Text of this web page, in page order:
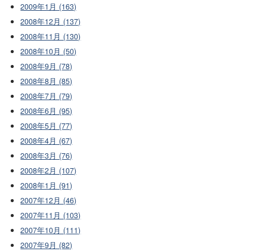
2009年1月 (163)
2008年12月 (137)
2008年11月 (130)
2008年10月 (50)
2008年9月 (78)
2008年8月 (85)
2008年7月 (79)
2008年6月 (95)
2008年5月 (77)
2008年4月 (67)
2008年3月 (76)
2008年2月 (107)
2008年1月 (91)
2007年12月 (46)
2007年11月 (103)
2007年10月 (111)
2007年9月 (82)